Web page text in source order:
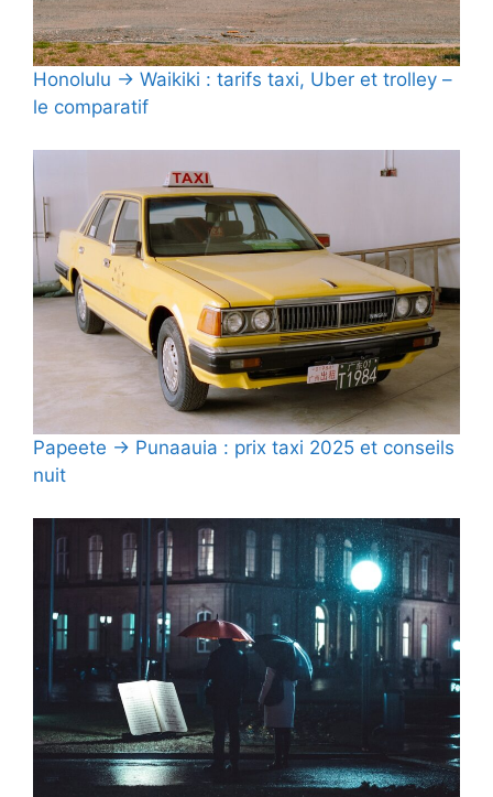
Honolulu → Waikiki : tarifs taxi, Uber et trolley –
le comparatif
Papeete → Punaauia : prix taxi 2025 et conseils
nuit